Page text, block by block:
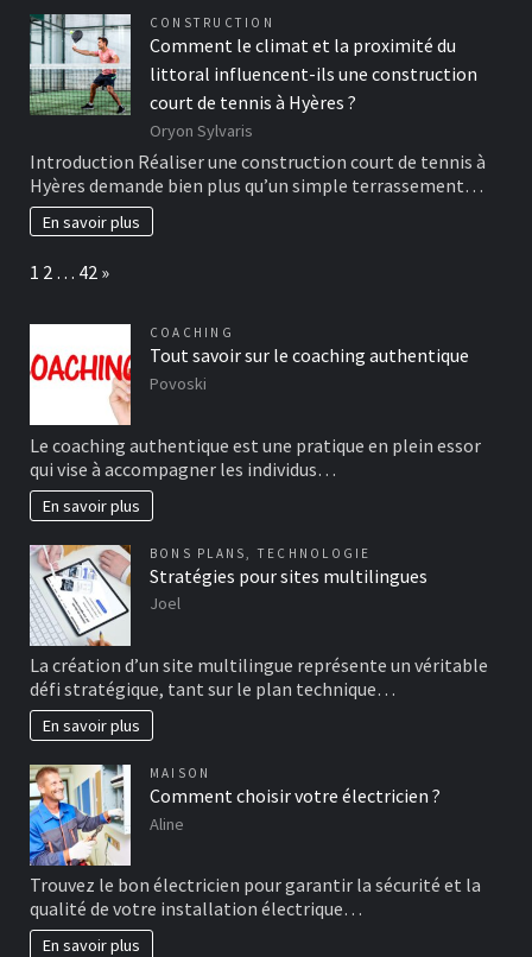
CONSTRUCTION
Comment le climat et la proximité du
littoral influencent-ils une construction
court de tennis à Hyères ?
Oryon Sylvaris
Introduction Réaliser une construction court de tennis à
Hyères demande bien plus qu’un simple terrassement…
En savoir plus
Page:
1 2 … 42 Next
»
COACHING
Tout savoir sur le coaching authentique
Povoski
Le coaching authentique est une pratique en plein essor
qui vise à accompagner les individus…
En savoir plus
BONS PLANS ,TECHNOLOGIE
Stratégies pour sites multilingues
Joel
La création d’un site multilingue représente un véritable
défi stratégique, tant sur le plan technique…
En savoir plus
MAISON
Comment choisir votre électricien ?
Aline
Trouvez le bon électricien pour garantir la sécurité et la
qualité de votre installation électrique…
En savoir plus